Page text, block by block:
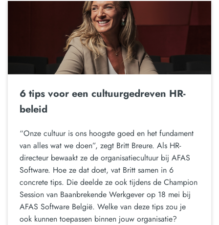
6 tips voor een cultuurgedreven HR-
beleid
“Onze cultuur is ons hoogste goed en het fundament
van alles wat we doen”, zegt Britt Breure. Als HR-
directeur bewaakt ze de organisatiecultuur bij AFAS
Software. Hoe ze dat doet, vat Britt samen in 6
concrete tips. Die deelde ze ook tijdens de Champion
Session van Baanbrekende Werkgever op 18 mei bij
AFAS Software België. Welke van deze tips zou je
ook kunnen toepassen binnen jouw organisatie?